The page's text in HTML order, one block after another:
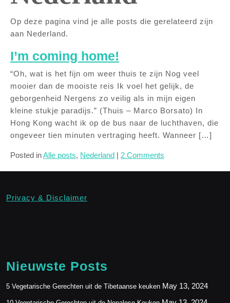
Op deze pagina vind je alle posts die gerelateerd zijn
aan Nederland.
I’m coming home!
“Oh, wat is het fijn om weer thuis te zijn Nog veel
mooier dan de mooiste reis Ik voel het gelijk, de
geborgenheid Nergens zo veilig als in mijn eigen
kleine stukje paradijs.” (Thuis – Marco Borsato) In
Hong Kong wacht ik op de bus naar de luchthaven, die
ongeveer tien minuten vertraging heeft. Wanneer […]
Posted inAlle posts, Nederland | 2 Comments
Privacy & Disclaimer
Nieuwste Posts
5 Vegetarische Gerechten uit de Tibetaanse keuken May 13, 2024